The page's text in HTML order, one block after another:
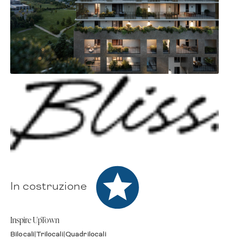
In costruzione
Inspire UpTown
Bilocali|Trilocali|Quadrilocali